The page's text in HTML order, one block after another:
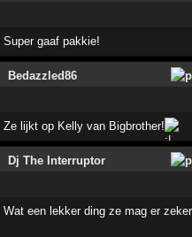
Super gaaf pakkie!
Bedazzled86
Ze lijkt op Kelly van Bigbrother!
Dj The Interruptor
Wat een lekker ding ze mag er